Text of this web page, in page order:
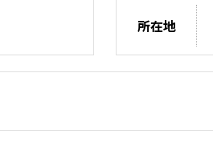
所在地